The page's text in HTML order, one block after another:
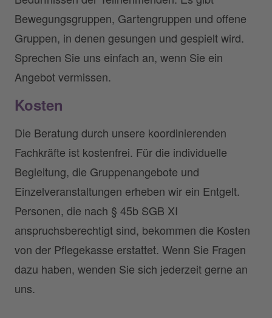
Bewegungsgruppen, Gartengruppen und offene
Gruppen, in denen gesungen und gespielt wird.
Sprechen Sie uns einfach an, wenn Sie ein
Angebot vermissen.
Kosten
Die Beratung durch unsere koordinierenden
Fachkräfte ist kostenfrei. Für die individuelle
Begleitung, die Gruppenangebote und
Einzelveranstaltungen erheben wir ein Entgelt.
Personen, die nach § 45b SGB XI
anspruchsberechtigt sind, bekommen die Kosten
von der Pflegekasse erstattet. Wenn Sie Fragen
dazu haben, wenden Sie sich jederzeit gerne an
uns.